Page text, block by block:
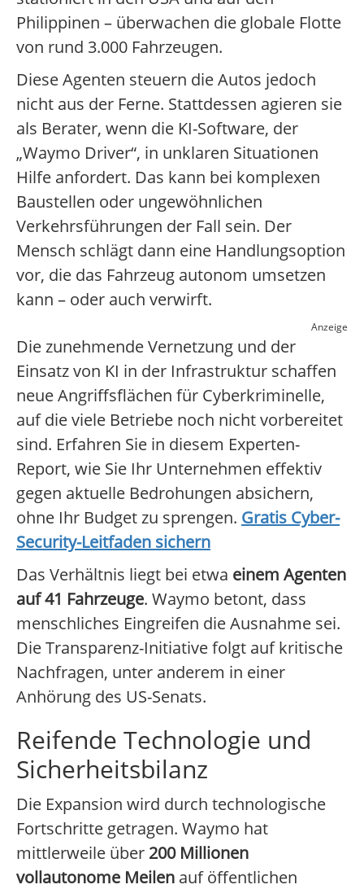
Philippinen – überwachen die globale Flotte
von rund 3.000 Fahrzeugen.
Diese Agenten steuern die Autos jedoch
nicht aus der Ferne. Stattdessen agieren sie
als Berater, wenn die KI-Software, der
„Waymo Driver“, in unklaren Situationen
Hilfe anfordert. Das kann bei komplexen
Baustellen oder ungewöhnlichen
Verkehrsführungen der Fall sein. Der
Mensch schlägt dann eine Handlungsoption
vor, die das Fahrzeug autonom umsetzen
kann – oder auch verwirft.
Anzeige
Die zunehmende Vernetzung und der
Einsatz von KI in der Infrastruktur schaffen
neue Angriffsflächen für Cyberkriminelle,
auf die viele Betriebe noch nicht vorbereitet
sind. Erfahren Sie in diesem Experten-
Report, wie Sie Ihr Unternehmen effektiv
gegen aktuelle Bedrohungen absichern,
ohne Ihr Budget zu sprengen. Gratis Cyber-
Security-Leitfaden sichern
Das Verhältnis liegt bei etwa einem Agenten
auf 41 Fahrzeuge. Waymo betont, dass
menschliches Eingreifen die Ausnahme sei.
Die Transparenz-Initiative folgt auf kritische
Nachfragen, unter anderem in einer
Anhörung des US-Senats.
Reifende Technologie und
Sicherheitsbilanz
Die Expansion wird durch technologische
Fortschritte getragen. Waymo hat
mittlerweile über 200 Millionen
vollautonome Meilen auf öffentlichen